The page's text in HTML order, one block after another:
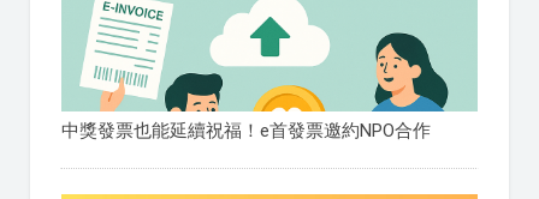
中獎發票也能延續祝福！e首發票邀約NPO合作